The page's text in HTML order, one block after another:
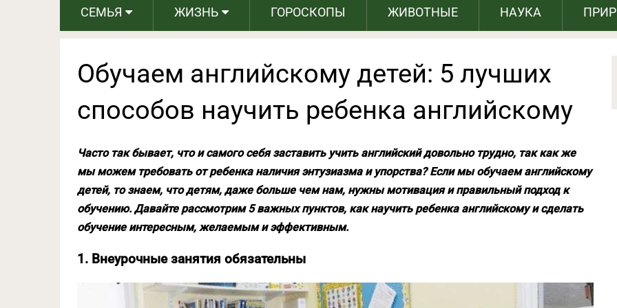
СЕМЬЯ ЖИЗНЬ ГОРОСКОПЫ ЖИВОТНЫЕ НАУКА
Обучаем английскому детей: 5 лучших
способов научить ребенка английскому
Часто так бывает, что и самого себя заставить учить английский довольно трудно, так как же
мы можем требовать от ребенка наличия энтузиазма и упорства? Если мы обучаем английскому
детей, то знаем, что детям, даже больше чем нам, нужны мотивация и правильный подход к
обучению. Давайте рассмотрим 5 важных пунктов, как научить ребенка английскому и сделать
обучение интересным, желаемым и эффективным.
1. Внеурочные занятия обязательны